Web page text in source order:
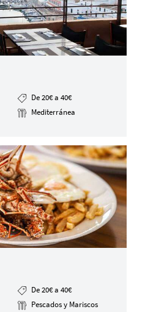
De 20€ a 40€
Mediterránea
De 20€ a 40€
Pescados y Mariscos